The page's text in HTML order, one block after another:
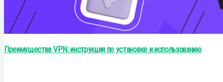
Преимущества VPN: инструкция по установке и использованию